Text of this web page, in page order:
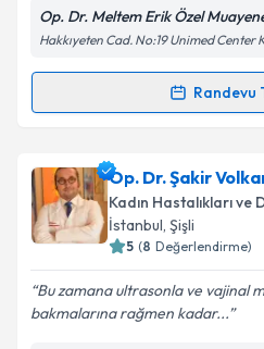
Op. Dr. Meltem Erik Özel
Hakkıyeten Cad. No:19 Unimed Center
Randevu
Randevu Takvimi
Op. Dr. Meltem Erikiçin
oluşturun. Size bu
takvim hazırlandığında e-
Op. Dr. Şakir
Kadın Hastalıkları ve
İstanbul, Şişli
5 (8 Değerlendirme)
Bu zamana ultrasonla ve vajinal
bakmalarına rağmen kadar...